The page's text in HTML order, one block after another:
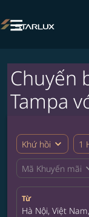

Chuyến
Tampa
Khứ hồi expand_more 1
Mã Khuyến mãi
Từ
Hà Nội, Việt